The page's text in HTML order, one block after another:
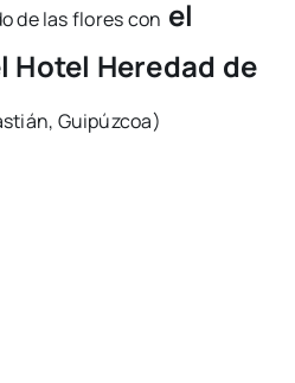
de las flores con el
Heredad de
Guipúzcoa)